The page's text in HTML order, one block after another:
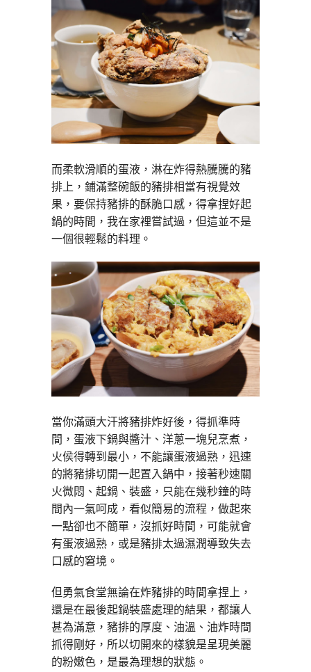
而柔軟滑順的蛋液，淋在炸得熱騰騰的豬
排上，鋪滿整碗飯的豬排相當有視覺效
果，要保持豬排的酥脆口感，得拿捏好起
鍋的時間，我在家裡嘗試過，但這並不是
一個很輕鬆的料理。
當你滿頭大汗將豬排炸好後，得抓準時
間，蛋液下鍋與醬汁、洋蔥一塊兒烹煮，
火侯得轉到最小，不能讓蛋液過熟，迅速
的將豬排切開一起置入鍋中，接著秒速關
火微悶、起鍋、裝盛，只能在幾秒鐘的時
間內一氣呵成，看似簡易的流程，做起來
一點卻也不簡單，沒抓好時間，可能就會
有蛋液過熟，或是豬排太過濕潤導致失去
口感的窘境。
但勇氣食堂無論在炸豬排的時間拿捏上，
還是在最後起鍋裝盛處理的結果，都讓人
甚為滿意，豬排的厚度、油溫、油炸時間
抓得剛好，所以切開來的樣貌是呈現美麗
的粉嫩色，是最為理想的狀態。